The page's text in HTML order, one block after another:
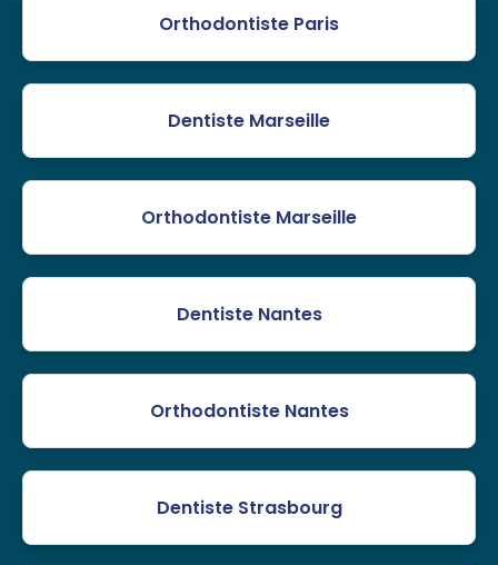
Orthodontiste Paris
Dentiste Marseille
Orthodontiste Marseille
Dentiste Nantes
Orthodontiste Nantes
Dentiste Strasbourg